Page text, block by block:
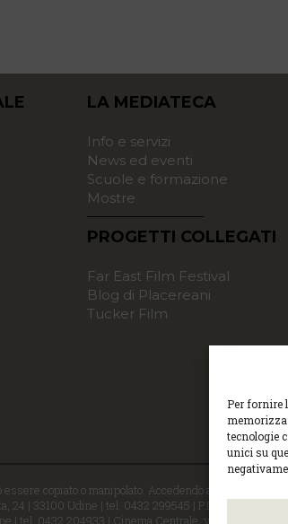
Per fornire
tecnologie
unici su
LA MEDIATECA
Info e servizi
News ed eventi
Scuole e formazione
Mostre
PROGETTI COLLEGATI
Far East Film Festival
Blog di Placereani
Tucker Film
copiato o manipolato. Accedendo al sito approvi
| 33100 Udine | tel. 0432 299545 | P.Iva
| tel. 0432 204933 | Cinema Centrale, via Poscolle 8 |